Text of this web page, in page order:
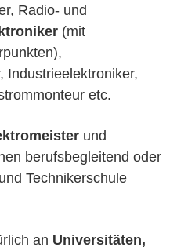
Radio- und
(mit
Industrieelektroniker,
etc.
und
berufsbegleitend oder
Technikerschule
an Universitäten,